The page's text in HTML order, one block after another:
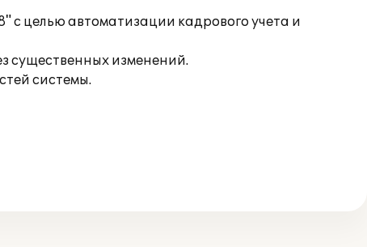
целью автоматизации кадрового учета и
существенных изменений.
системы.